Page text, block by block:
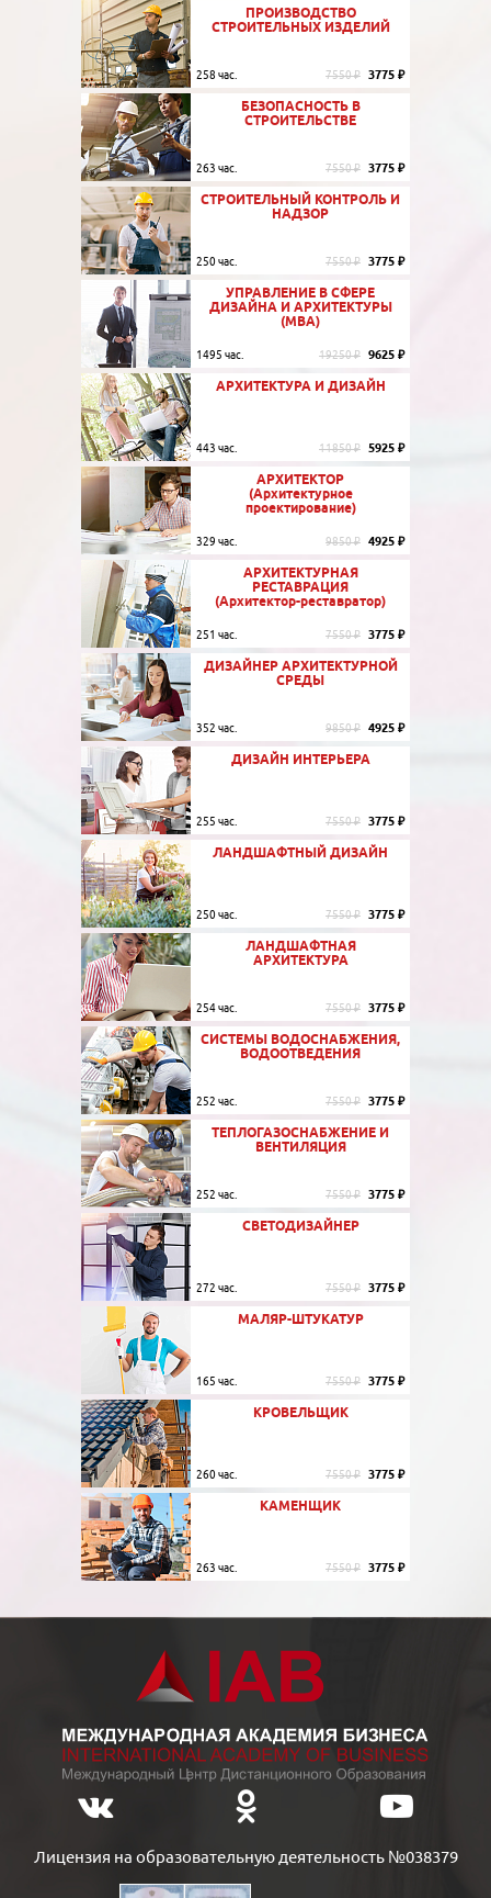
ПРОИЗВОДСТВО
СТРОИТЕЛЬНЫХ ИЗДЕЛИЙ
258 час. 7550 ₽ 3775 ₽
БЕЗОПАСНОСТЬ В
СТРОИТЕЛЬСТВЕ
263 час. 7550 ₽ 3775 ₽
СТРОИТЕЛЬНЫЙ КОНТРОЛЬ И
НАДЗОР
250 час. 7550 ₽ 3775 ₽
УПРАВЛЕНИЕ В СФЕРЕ
ДИЗАЙНА И АРХИТЕКТУРЫ
(MBA)
1495 час. 19250 ₽ 9625 ₽
АРХИТЕКТУРА И ДИЗАЙН
443 час. 11850 ₽ 5925 ₽
АРХИТЕКТОР
(Архитектурное
проектирование)
329 час. 9850 ₽ 4925 ₽
АРХИТЕКТУРНАЯ
РЕСТАВРАЦИЯ
(Архитектор-реставратор)
251 час. 7550 ₽ 3775 ₽
ДИЗАЙНЕР АРХИТЕКТУРНОЙ
СРЕДЫ
352 час. 9850 ₽ 4925 ₽
ДИЗАЙН ИНТЕРЬЕРА
255 час. 7550 ₽ 3775 ₽
ЛАНДШАФТНЫЙ ДИЗАЙН
250 час. 7550 ₽ 3775 ₽
ЛАНДШАФТНАЯ
АРХИТЕКТУРА
254 час. 7550 ₽ 3775 ₽
СИСТЕМЫ ВОДОСНАБЖЕНИЯ,
ВОДООТВЕДЕНИЯ
252 час. 7550 ₽ 3775 ₽
ТЕПЛОГАЗОСНАБЖЕНИЕ И
ВЕНТИЛЯЦИЯ
252 час. 7550 ₽ 3775 ₽
СВЕТОДИЗАЙНЕР
272 час. 7550 ₽ 3775 ₽
МАЛЯР-ШТУКАТУР
165 час. 7550 ₽ 3775 ₽
КРОВЕЛЬЩИК
260 час. 7550 ₽ 3775 ₽
КАМЕНЩИК
263 час. 7550 ₽ 3775 ₽
Лицензия на образовательную деятельность №038379